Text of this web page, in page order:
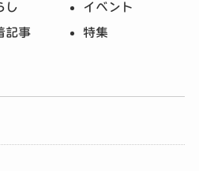
し イベント
記事 特集